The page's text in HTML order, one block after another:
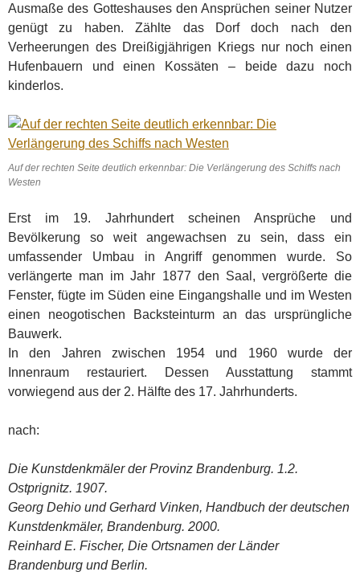
Ausmaße des Gotteshauses den Ansprüchen seiner Nutzer
genügt zu haben. Zählte das Dorf doch nach den
Verheerungen des Dreißigjährigen Kriegs nur noch einen
Hufenbauern und einen Kossäten – beide dazu noch
kinderlos.
Auf der rechten Seite deutlich erkennbar: Die Verlängerung des Schiffs nach
Westen
Erst im 19. Jahrhundert scheinen Ansprüche und
Bevölkerung so weit angewachsen zu sein, dass ein
umfassender Umbau in Angriff genommen wurde. So
verlängerte man im Jahr 1877 den Saal, vergrößerte die
Fenster, fügte im Süden eine Eingangshalle und im Westen
einen neogotischen Backsteinturm an das ursprüngliche
Bauwerk.
In den Jahren zwischen 1954 und 1960 wurde der
Innenraum restauriert. Dessen Ausstattung stammt
vorwiegend aus der 2. Hälfte des 17. Jahrhunderts.
nach:
Die Kunstdenkmäler der Provinz Brandenburg. 1.2.
Ostprignitz. 1907.
Georg Dehio und Gerhard Vinken, Handbuch der deutschen
Kunstdenkmäler, Brandenburg. 2000.
Reinhard E. Fischer, Die Ortsnamen der Länder
Brandenburg und Berlin.